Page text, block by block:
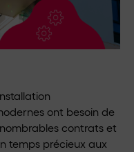
ont besoin de
contrats et
temps précieux aux